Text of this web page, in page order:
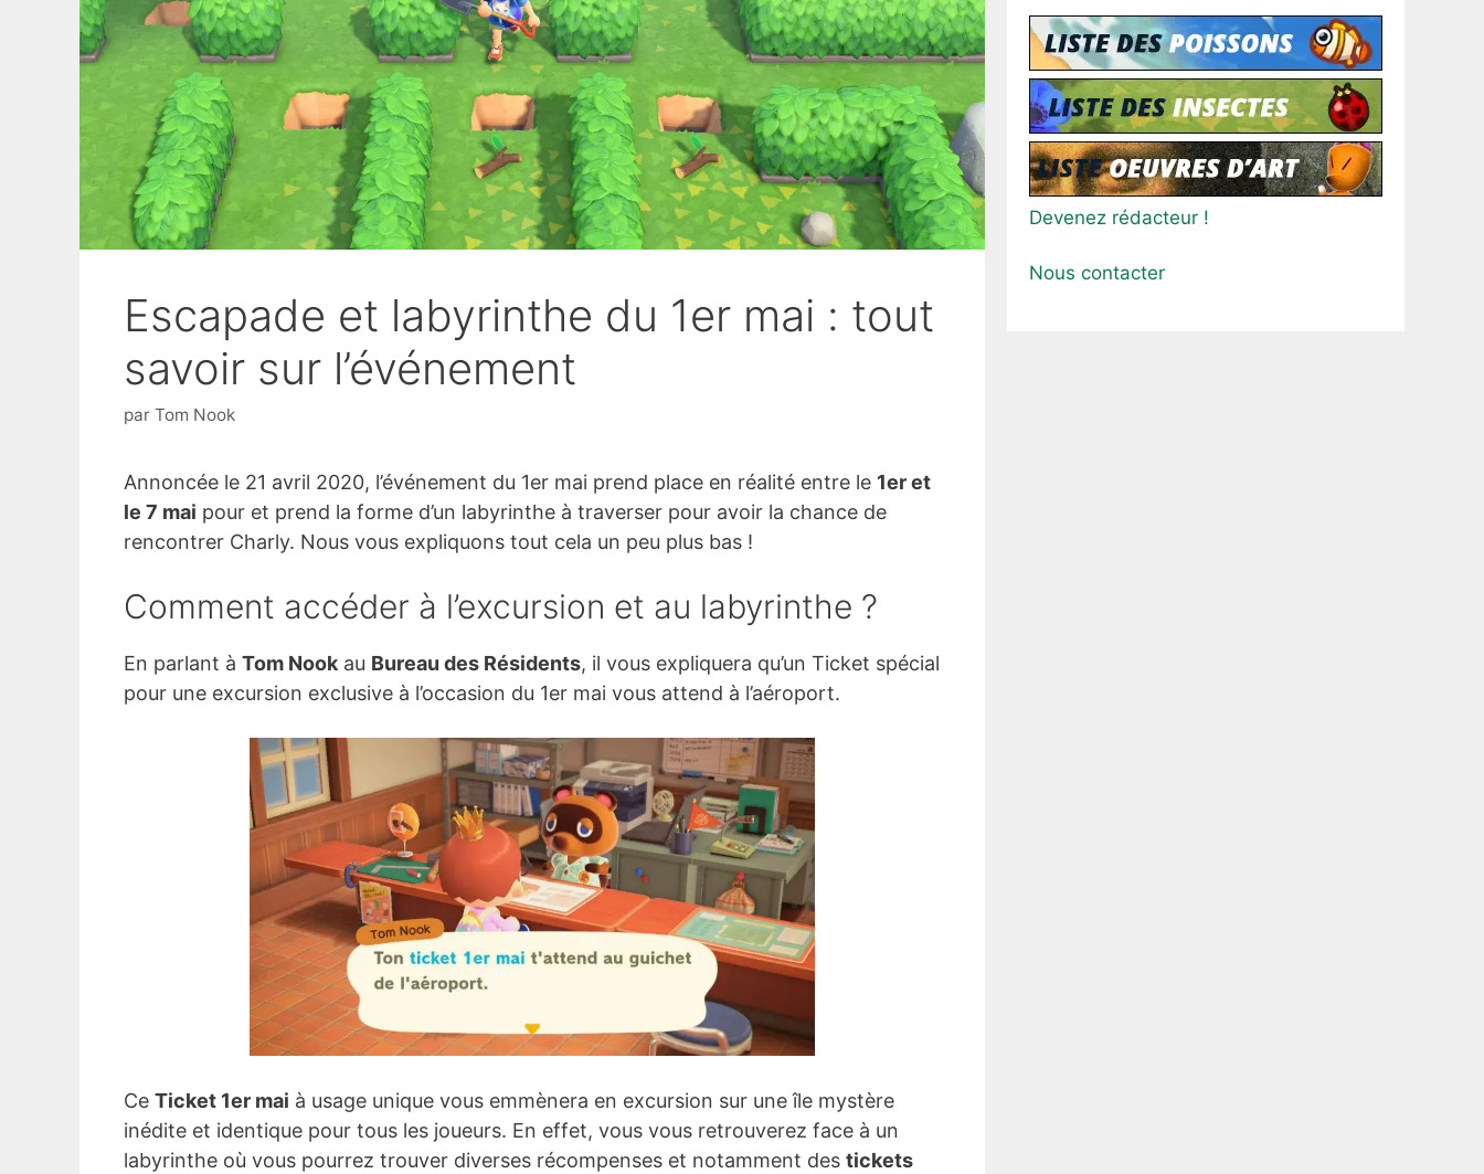
Escapade et labyrinthe du 1er mai : tout
savoir sur l’événement
par Tom Nook
Annoncée le 21 avril 2020, l’événement du 1er mai prend place en réalité entre le 1er et
le 7 mai pour et prend la forme d’un labyrinthe à traverser pour avoir la chance de
rencontrer Charly. Nous vous expliquons tout cela un peu plus bas !
Comment accéder à l’excursion et au labyrinthe ?
En parlant à Tom Nook au Bureau des Résidents, il vous expliquera qu’un Ticket spécial
pour une excursion exclusive à l’occasion du 1er mai vous attend à l’aéroport.
Ce Ticket 1er mai à usage unique vous emmènera en excursion sur une île mystère
inédite et identique pour tous les joueurs. En effet, vous vous retrouverez face à un
labyrinthe où vous pourrez trouver diverses récompenses et notamment des tickets
Devenez rédacteur !
Nous contacter